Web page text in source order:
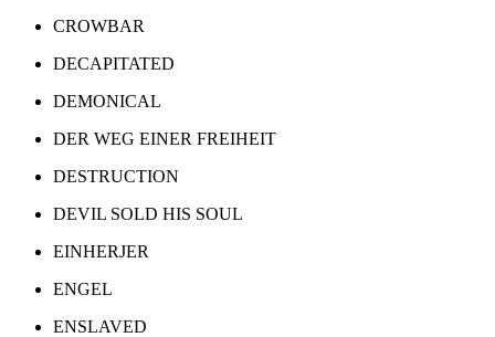
CROWBAR
DECAPITATED
DEMONICAL
DER WEG EINER FREIHEIT
DESTRUCTION
DEVIL SOLD HIS SOUL
EINHERJER
ENGEL
ENSLAVED